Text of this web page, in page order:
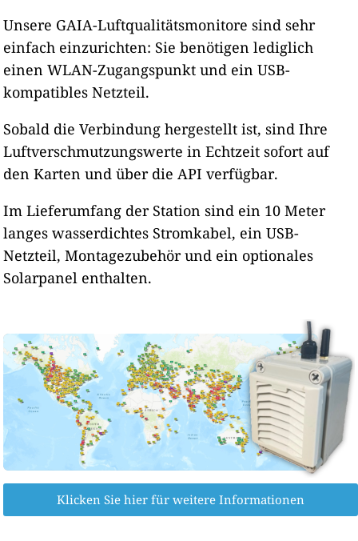
Unsere GAIA-Luftqualitätsmonitore sind sehr
einfach einzurichten: Sie benötigen lediglich
einen WLAN-Zugangspunkt und ein USB-
kompatibles Netzteil.
Sobald die Verbindung hergestellt ist, sind Ihre
Luftverschmutzungswerte in Echtzeit sofort auf
den Karten und über die API verfügbar.
Im Lieferumfang der Station sind ein 10 Meter
langes wasserdichtes Stromkabel, ein USB-
Netzteil, Montagezubehör und ein optionales
Solarpanel enthalten.
Klicken Sie hier für weitere Informationen